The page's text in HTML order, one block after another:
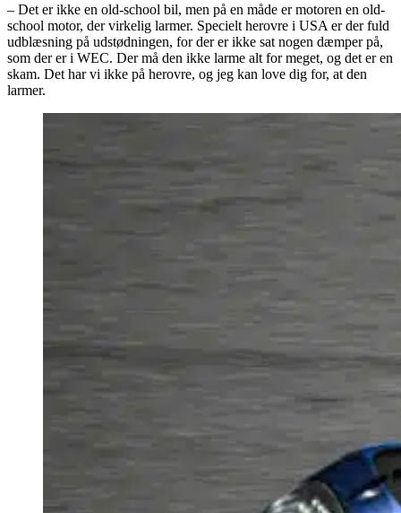
– Det er ikke en old-school bil, men på en måde er motoren en old-
school motor, der virkelig larmer. Specielt herovre i USA er der fuld
udblæsning på udstødningen, for der er ikke sat nogen dæmper på,
som der er i WEC. Der må den ikke larme alt for meget, og det er en
skam. Det har vi ikke på herovre, og jeg kan love dig for, at den
larmer.